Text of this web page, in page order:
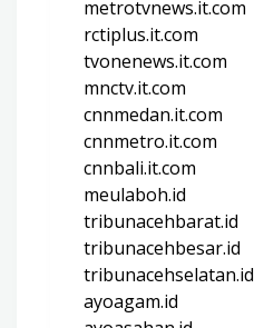
metrotvnews.it.com
rctiplus.it.com
tvonenews.it.com
mnctv.it.com
cnnmedan.it.com
cnnmetro.it.com
cnnbali.it.com
meulaboh.id
tribunacehbarat.id
tribunacehbesar.id
tribunacehselatan.id
ayoagam.id